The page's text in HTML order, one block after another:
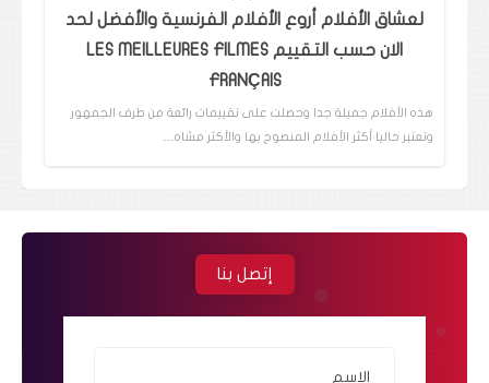
لعشاق الأفلام أروع الأفلام الفرنسية والأفضل لحد
الان حسب التقييم LES MEILLEURES FILMES
FRANÇAIS
هذه الأفلام جميلة جدا وحصلت على تقييمات رائعة من طرف الجمهور
وتعتبر حاليا أكثر الأفلام المنصوح بها والأكثر مشاه…
إتصل بنا
الاسم